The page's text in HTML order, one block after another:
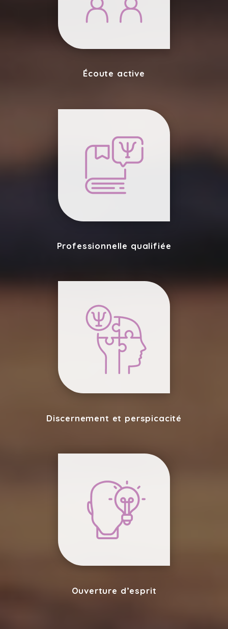
Écoute active
Professionnelle qualifiée
Discernement et perspicacité
Ouverture d’esprit